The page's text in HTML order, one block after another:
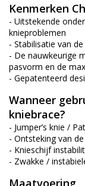
Kenmerken
- Uitstekende
knieproblemen
- Stabilisatie van
- De nauwkeurige
pasvorm en de
- Gepatenteerd
Wanneer
kniebrace?
- Jumper’s knie /
- Ontsteking van
- Knieschijf
- Zwakke /
Maatvoering